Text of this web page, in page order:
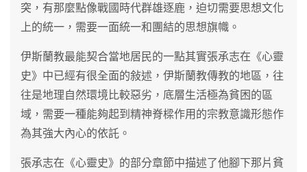
突，有那麼點像戰國時代群雄逐鹿，迫切需要思想文化
上的統一，需要一面統一和團結的思想旗幟。
伊斯蘭教最能契合當地居民的一點其實張承志在《心靈
史》中已經有很全面的敍述，伊斯蘭教傳教的地區，往
往是地理自然環境比較惡劣，底層生活極為貧困的區
域，需要一種能夠起到精神脊樑作用的宗教意識形態作
為其強大內心的依託。
張承志在《心靈史》的部分章節中描述了他腳下那片貧